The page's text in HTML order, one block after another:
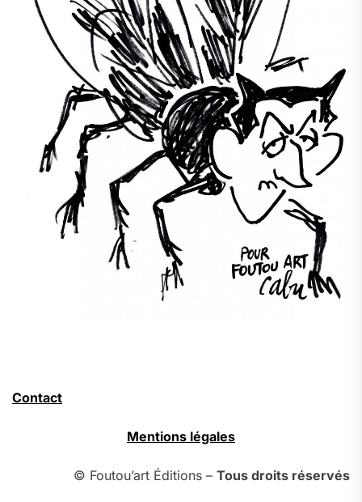
Contact
Mentions légales
© Foutou’art Éditions – Tous droits réservés